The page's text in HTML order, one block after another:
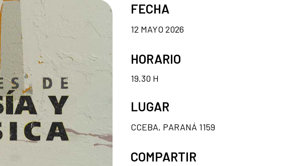
FECHA
12 MAYO 2026
HORARIO
19.30 H
LUGAR
CCEBA, PARANÁ 1159
COMPARTIR